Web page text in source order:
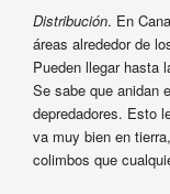
Distribución. En
áreas alrededor de
Pueden llegar hasta
Se sabe que anidan
depredadores. Esto
va muy bien en
colimbos que